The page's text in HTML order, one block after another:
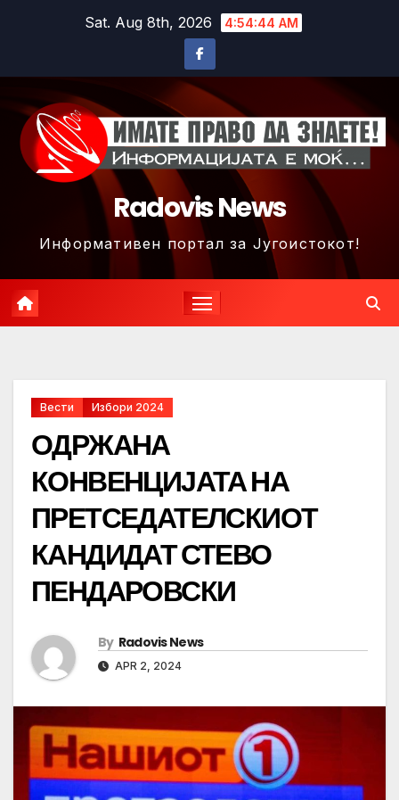
Sat. Aug 8th, 2026 4:54:47 AM
Radovis News
Информативен портал за Југоистокот!
Вести Избори 2024
ОДРЖАНА
КОНВЕНЦИЈАТА НА
ПРЕТСЕДАТЕЛСКИОТ
КАНДИДАТ СТЕВО
ПЕНДАРОВСКИ
By Radovis News
APR 2, 2024